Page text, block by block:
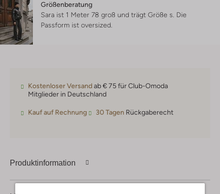
Größenberatung
Sara ist 1 Meter 78 groß und trägt Größe s. Die
Passform ist oversized
Kostenloser Versandab € 75 für Club-Omoda
Mitglieder in Deutschland
Kauf auf Rechnung 30 Tagen Rückgaberecht
Produktinformation